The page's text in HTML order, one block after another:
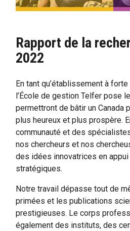
Rapport de la
2022
En tant qu’établissement à
l’École de gestion Telfer pose
permettront de bâtir un Canada
plus heureux et plus prospère.
communauté et des
nos chercheurs et nos
des idées innovatrices en
stratégiques.
Notre travail dépasse tout de
primées et les publications
prestigieuses. Le corps
également des instituts, des